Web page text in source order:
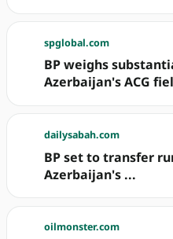
spglobal.com
BP weighs
Azerbaijan's ACG
dailysabah.com
BP set to transfer
Azerbaijan's ...
oilmonster.com